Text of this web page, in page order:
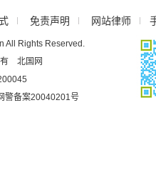
免责声明 网站律师
All Rights Reserved.
有 北国网
警备案20040201号